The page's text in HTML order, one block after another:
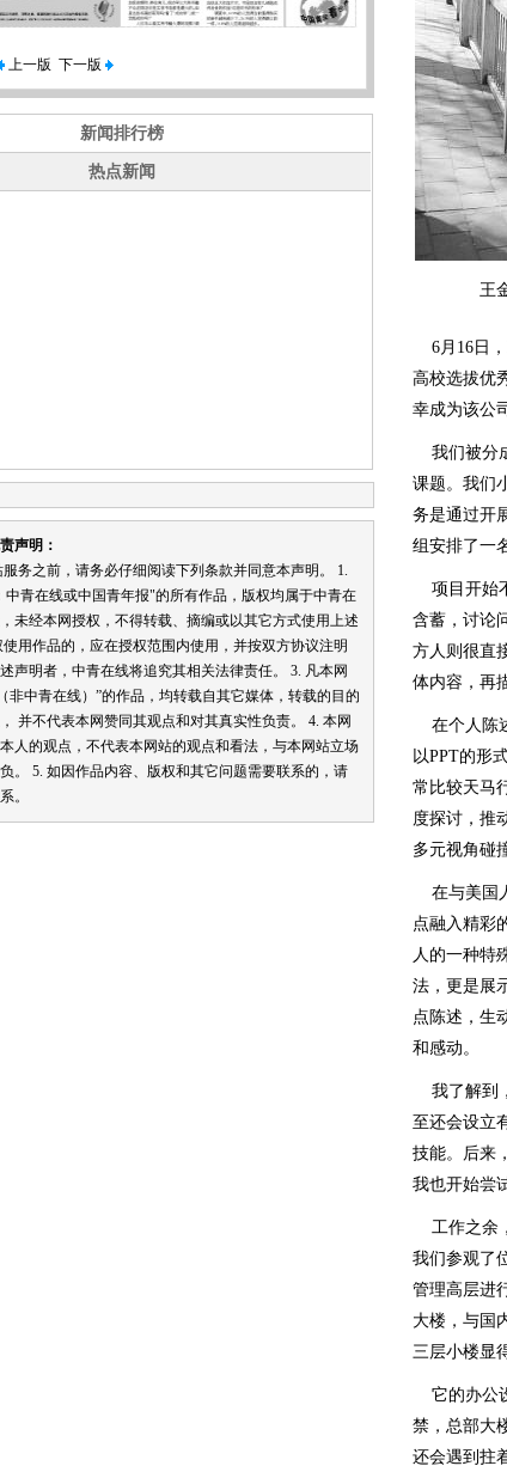
上一版 下一版
新闻排行榜
热点新闻
声明：
之前，请务必仔细阅读下列条款并同意本声明。 1.
中青在线或中国青年报"的所有作品，版权均属于中青在
未经本网授权，不得转载、摘编或以其它方式使用上述
用作品的，应在授权范围内使用，并按双方协议注明
声明者，中青在线将追究其相关法律责任。 3. 凡本网
非中青在线）”的作品，均转载自其它媒体，转载的目的
并不代表本网赞同其观点和对其真实性负责。 4. 本网
人的观点，不代表本网站的观点和看法，与本网站立场
。 5. 如因作品内容、版权和其它问题需要联系的，请
。
王金
6月16日，
高校选拔优
幸成为该公
我们被分
课题。我们
务是通过开
组安排了一
项目开始
含蓄，讨论
方人则很直
体内容，再
在个人陈
以PPT的形
常比较天马
度探讨，推
多元视角碰
在与美国
点融入精彩
人的一种特
法，更是展
点陈述，生
和感动。
我了解到
至还会设立
技能。后来
我也开始尝
工作之余
我们参观了
管理高层进
大楼，与国
三层小楼显
它的办公
禁，总部大
还会遇到拄